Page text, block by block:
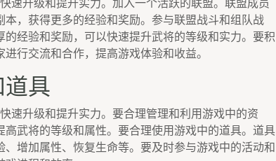
速升级和提升实力。加入一个活跃的联盟。联盟成员
，获得更多的经验和奖励。参与联盟战斗和组队战
经验和奖励，可以快速提升武将的等级和实力。要积
行交流和合作，提高游戏体验和收益。
具
速升级和提升实力。要合理管理和利用游戏中的资
武将的等级和属性。要合理使用游戏中的道具。道具
增加属性、恢复生命等。要及时参与游戏中的活动和